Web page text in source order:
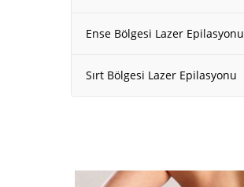
Ense Bölgesi Lazer Epilasyonu
Sırt Bölgesi Lazer Epilasyonu